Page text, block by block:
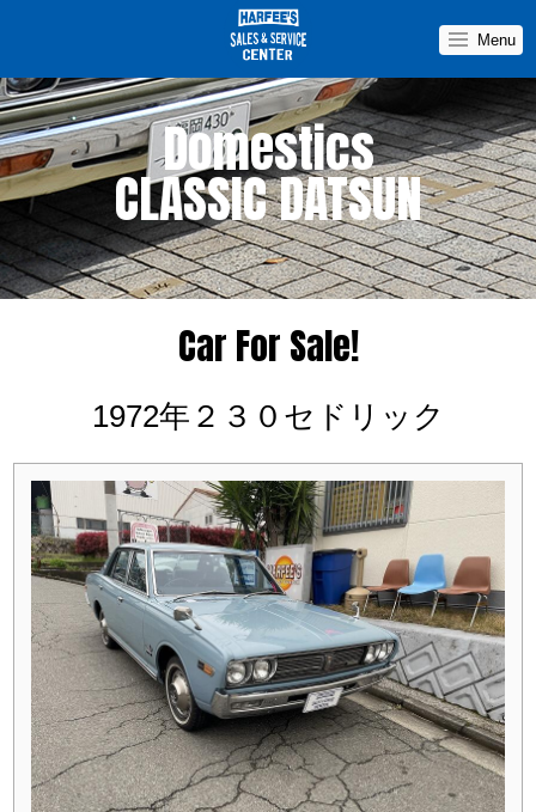
Menu
Car For Sale
Parts
Car For Sale
Parts
News&Topics
You Tube
Domestics
CLASSIC DATSUN
Car For Sale!
1972年２３０セドリック